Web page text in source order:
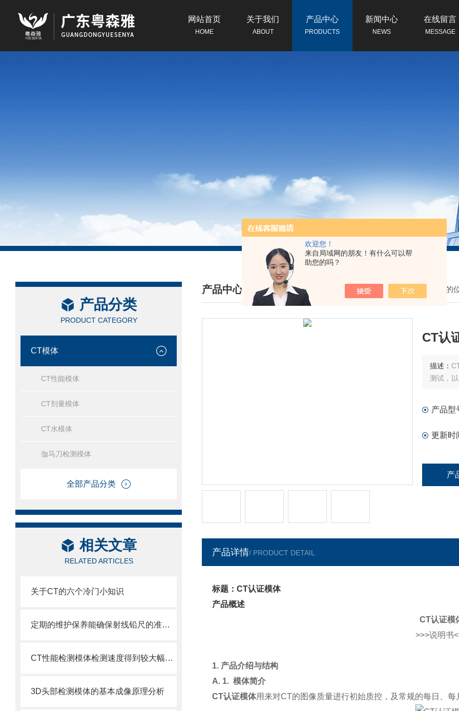
欢迎您！
来自局域网的朋友！有什么可以帮
助您的吗？
网站首页
HOME
关于我们
ABOUT
产品中心
PRODUCTS
新闻中心
NEWS
在线留言
MESSAGE
产品分类
PRODUCT CATEGORY
CT模体
CT性能模体
CT剂量模体
CT水模体
伽马刀检测模体
全部产品分类
相关文章
RELATED ARTICLES
关于CT的六个冷门小知识
定期的维护保养能确保射线铅尺的准确性
CT性能检测模体检测速度得到较大幅度提升
3D头部检测模体的基本成像原理分析
产品中心
/ PRODUCTS CENTER
我的
CT认
描述：
测试，
产品型
更新时
产
产品详情/ PRODUCT DETAIL
标题：CT认证模体
产品概述
CT认证模
>>>说明书
1. 产品介绍与结构
A. 1. 模体简介
CT认证模体用来对CT的图像质量进行初始质控，及常规的每日、